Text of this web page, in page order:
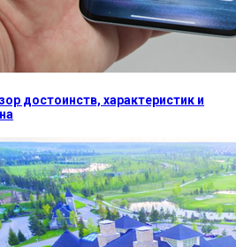
достоинств, характеристик и